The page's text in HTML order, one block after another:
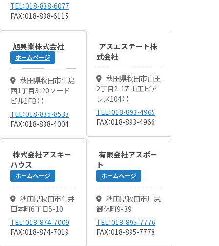
TEL：018-838-6077
FAX：018-838-6115
旭興業株式会社
ホームページ
秋田県秋田市牛島
西1丁目3-20ソード
ビル1FB号
TEL：018-835-8533
FAX：018-838-4004
アスエステート株
式会社
秋田県秋田市山王
2丁目2-17 山王ピア
レス104号
TEL：018-893-4965
FAX：018-893-4966
株式会社アスキー
ハウス
ホームページ
秋田県秋田市仁井
田本町6丁目5-10
TEL：018-874-7009
FAX：018-874-7019
有限会社アスポー
ト
ホームページ
秋田県秋田市川尻
御休町9-39
TEL：018-895-7776
FAX：018-895-7778